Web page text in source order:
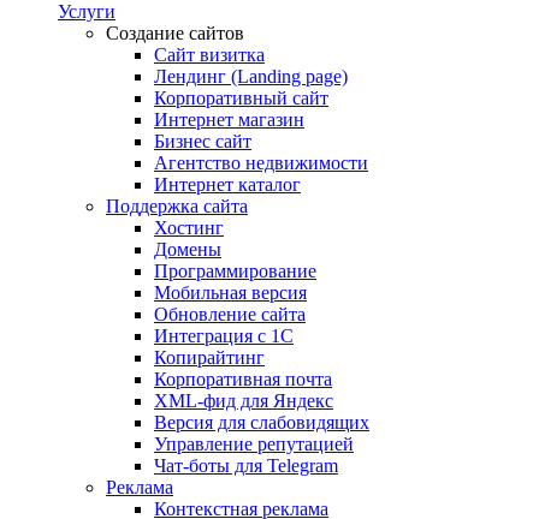
Услуги
Создание сайтов
Сайт визитка
Лендинг (Landing page)
Корпоративный сайт
Интернет магазин
Бизнес сайт
Агентство недвижимости
Интернет каталог
Поддержка сайта
Хостинг
Домены
Программирование
Мобильная версия
Обновление сайта
Интеграция с 1С
Копирайтинг
Корпоративная почта
XML-фид для Яндекс
Версия для слабовидящих
Управление репутацией
Чат-боты для Telegram
Реклама
Контекстная реклама